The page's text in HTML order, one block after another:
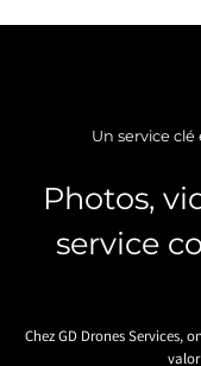
Un service
Photos,
service
Chez GD Drones Services,